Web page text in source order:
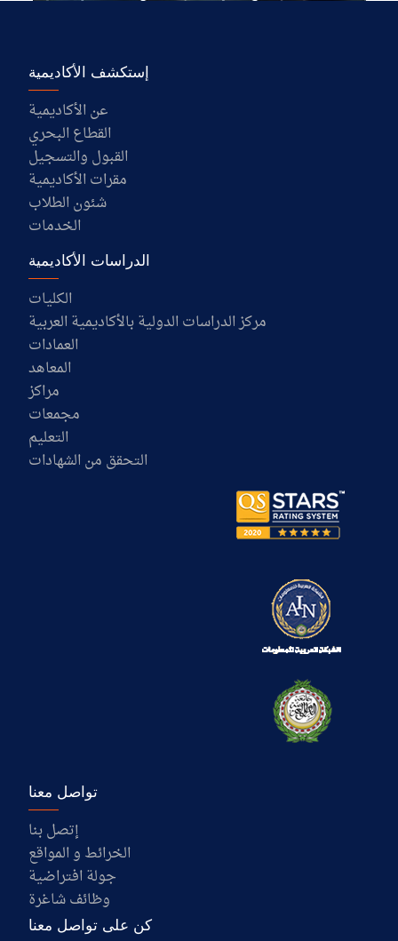
إستكشف الأكاديمية
عن الأكاديمية
القطاع البحري
القبول والتسجيل
مقرات الأكاديمية
شئون الطلاب
الخدمات
الدراسات الأكاديمية
الكليات
مركز الدراسات الدولية بالأكاديمية العربية
العمادات
المعاهد
مراكز
مجمعات
التعليم
التحقق من الشهادات
تواصل معنا
إتصل بنا
الخرائط و المواقع
جولة افتراضية
وظائف شاغرة
كن على تواصل معنا